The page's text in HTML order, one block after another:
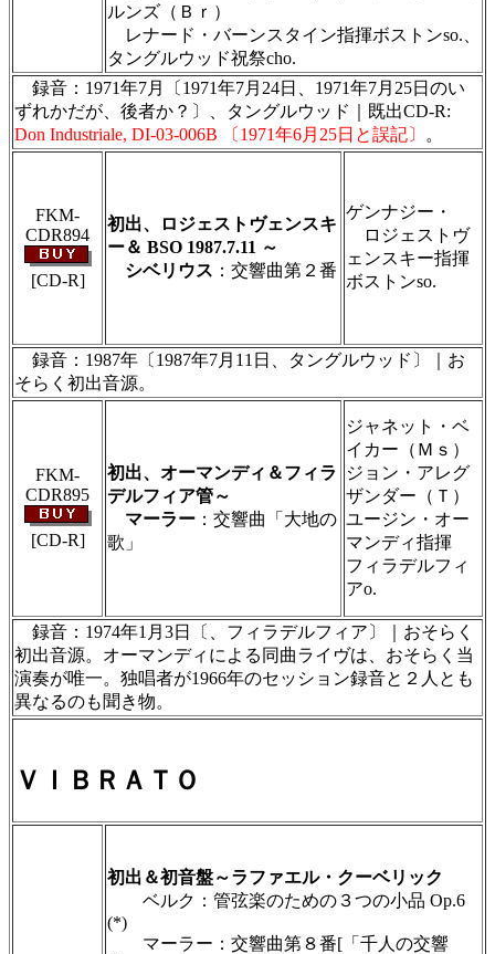
ルンズ（Ｂｒ）
レナード・バーンスタイン指揮ボストンso.、
タングルウッド祝祭cho.
録音：1971年7月〔1971年7月24日、1971年7月25日のい
ずれかだが、後者か？〕、タングルウッド｜既出CD-R:
Don Industriale, DI-03-006B 〔1971年6月25日と誤記〕
。
FKM-
CDR894
[CD-R]
初出、ロジェストヴェンスキ
ー＆ BSO 1987.7.11 ～
シベリウス ：交響曲第２番
ゲンナジー・
ロジェストヴ
ェンスキー指揮
ボストンso.
録音：1987年〔1987年7月11日、タングルウッド〕｜お
そらく初出音源。
FKM-
CDR895
[CD-R]
初出、オーマンディ＆フィラ
デルフィア管～
マーラー ：交響曲「大地の
歌」
ジャネット・ベ
イカー（Ｍｓ）
ジョン・アレグ
ザンダー（Ｔ）
ユージン・オー
マンディ指揮
フィラデルフィ
アo.
録音：1974年1月3日〔、フィラデルフィア〕｜おそらく
初出音源。オーマンディによる同曲ライヴは、おそらく当
演奏が唯一。独唱者が1966年のセッション録音と２人とも
異なるのも聞き物。
ＶＩＢＲＡＴＯ
初出＆初音盤～ラファエル・クーベリック
ベルク：管弦楽のための３つの小品 Op.6
(*)
マーラー：交響曲第８番[「千人の交響